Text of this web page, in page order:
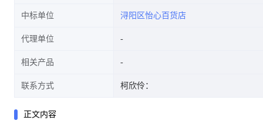
中标单位 浔阳区怡心百货店
代理单位
相关产品
联系方式 柯欣伶：
正文内容